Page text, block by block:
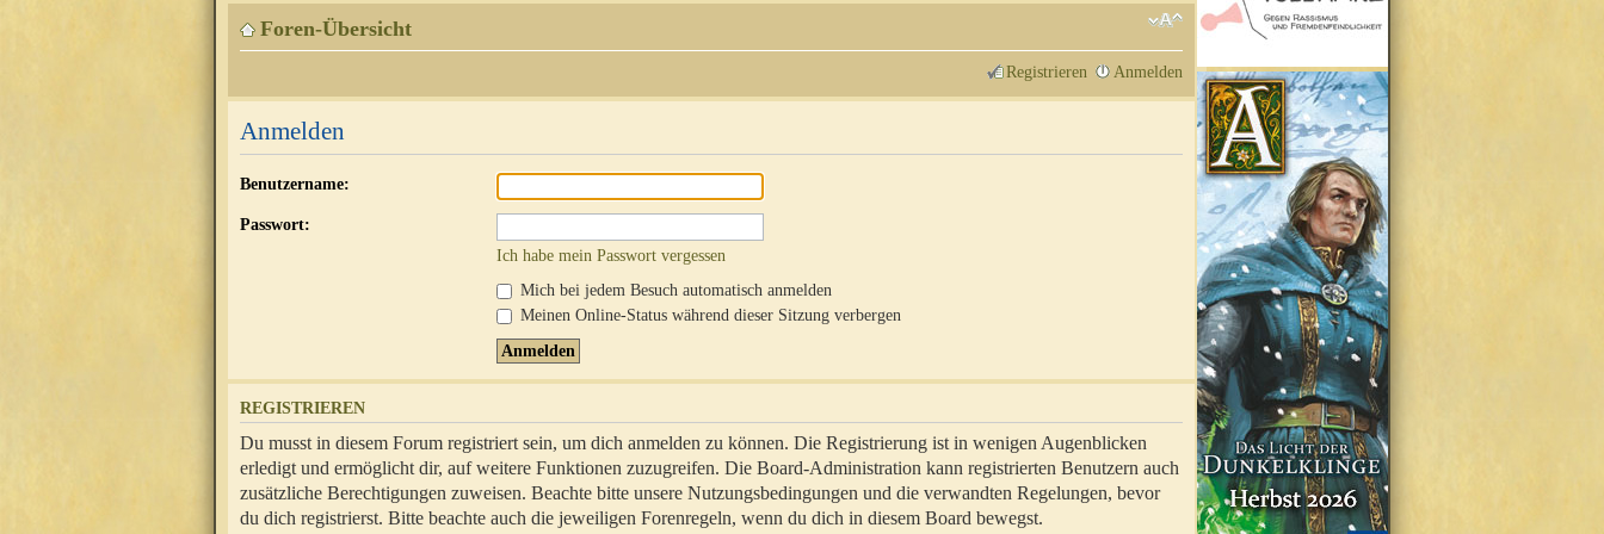
Foren-Übersicht
Registrieren Anmelden
Anmelden
Benutzername:
Passwort:
Ich habe mein Passwort vergessen
Mich bei jedem Besuch automatisch anmelden
Meinen Online-Status während dieser Sitzung verbergen
REGISTRIEREN
Du musst in diesem Forum registriert sein, um dich anmelden zu können. Die Registrierung ist in wenigen Augenblicken
erledigt und ermöglicht dir, auf weitere Funktionen zuzugreifen. Die Board-Administration kann registrierten Benutzern auch
zusätzliche Berechtigungen zuweisen. Beachte bitte unsere Nutzungsbedingungen und die verwandten Regelungen, bevor
du dich registrierst. Bitte beachte auch die jeweiligen Forenregeln, wenn du dich in diesem Board bewegst.